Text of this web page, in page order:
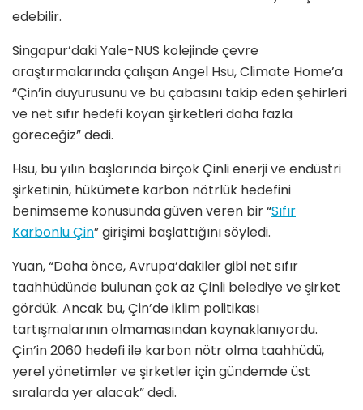
edebilir.
Singapur’daki Yale-NUS kolejinde çevre
araştırmalarında çalışan Angel Hsu, Climate Home’a
“Çin’in duyurusunu ve bu çabasını takip eden şehirleri
ve net sıfır hedefi koyan şirketleri daha fazla
göreceğiz” dedi.
Hsu, bu yılın başlarında birçok Çinli enerji ve endüstri
şirketinin, hükümete karbon nötrlük hedefini
benimseme konusunda güven veren bir “Sıfır
Karbonlu Çin” girişimi başlattığını söyledi.
Yuan, “Daha önce, Avrupa’dakiler gibi net sıfır
taahhüdünde bulunan çok az Çinli belediye ve şirket
gördük. Ancak bu, Çin’de iklim politikası
tartışmalarının olmamasından kaynaklanıyordu.
Çin’in 2060 hedefi ile karbon nötr olma taahhüdü,
yerel yönetimler ve şirketler için gündemde üst
sıralarda yer alacak” dedi.